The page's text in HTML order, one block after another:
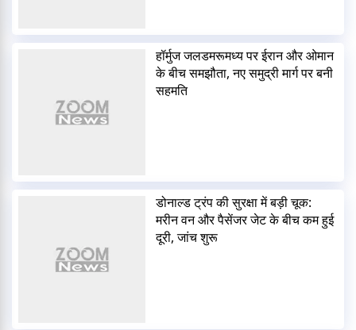
हॉर्मुज जलडमरूमध्य पर ईरान और ओमान
के बीच समझौता, नए समुद्री मार्ग पर बनी
सहमति
डोनाल्ड ट्रंप की सुरक्षा में बड़ी चूक:
मरीन वन और पैसेंजर जेट के बीच कम हुई
दूरी, जांच शुरू